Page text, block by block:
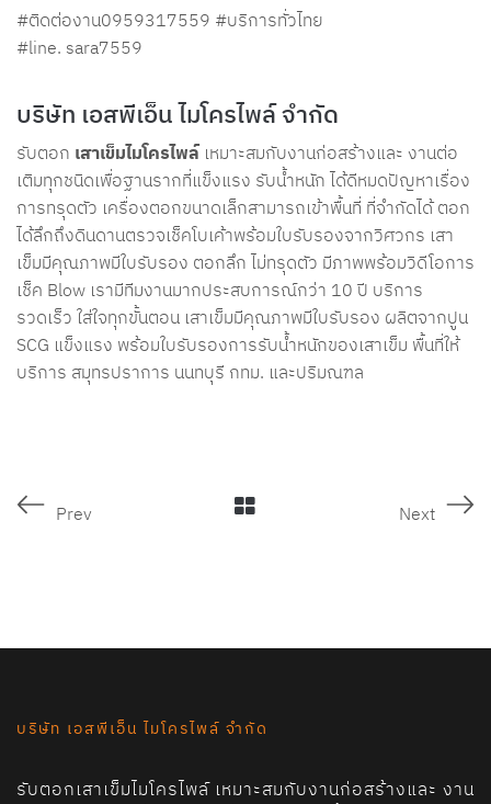
#ติดต่องาน0959317559 #บริการทั่วไทย
#line. sara7559
บริษัท เอสพีเอ็น ไมโครไพล์ จำกัด
รับตอก เสาเข็มไมโครไพล์ เหมาะสมกับงานก่อสร้างและ งานต่อ
เติมทุกชนิดเพื่อฐานรากที่แข็งแรง รับน้ำหนัก ได้ดีหมดปัญหาเรื่อง
การทรุดตัว เครื่องตอกขนาดเล็กสามารถเข้าพื้นที่ ที่จำกัดได้ ตอก
ได้ลึกถึงดินดานตรวจเช็คโบเค้าพร้อมใบรับรองจากวิศวกร เสา
เข็มมีคุณภาพมีใบรับรอง ตอกลึก ไม่ทรุดตัว มีภาพพร้อมวิดีโอการ
เช็ค Blow เรามีทีมงานมากประสบการณ์กว่า 10 ปี บริการ
รวดเร็ว ใส่ใจทุกขั้นตอน เสาเข็มมีคุณภาพมีใบรับรอง ผลิตจากปูน
SCG แข็งแรง พร้อมใบรับรองการรับน้ำหนักของเสาเข็ม พื้นที่ให้
บริการ สมุทรปราการ นนทบุรี กทม. และปริมณฑล
Prev Next
บริษัท เอสพีเอ็น ไมโครไพล์ จำกัด
รับตอกเสาเข็มไมโครไพล์ เหมาะสมกับงานก่อสร้างและ งาน